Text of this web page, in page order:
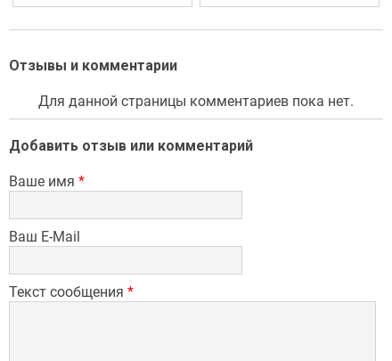
Отзывы и комментарии
Для данной страницы комментариев пока нет.
Добавить отзыв или комментарий
Ваше имя *
Ваш E-Mail
Текст сообщения *